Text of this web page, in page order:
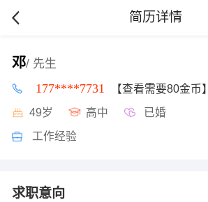
简历详情
邓/ 先生
177****7731 【查看需要80金币】
49岁 高中 已婚
工作经验
求职意向